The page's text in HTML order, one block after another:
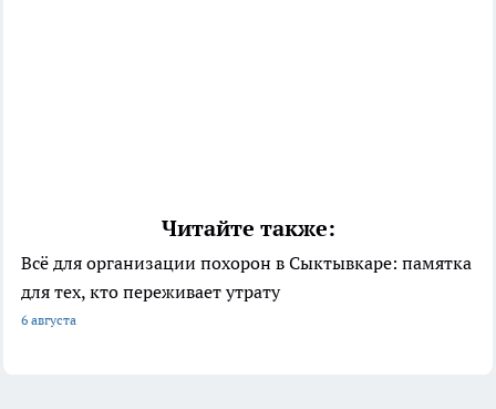
Читайте также:
Всё для организации похорон в Сыктывкаре: памятка
для тех, кто переживает утрату
6 августа